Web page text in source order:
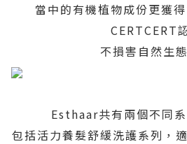
當中的有機植物成份更獲
CERTCERT
不損害自然生
Esthaar共有兩個不同
包括活力養髮舒緩洗護系列，